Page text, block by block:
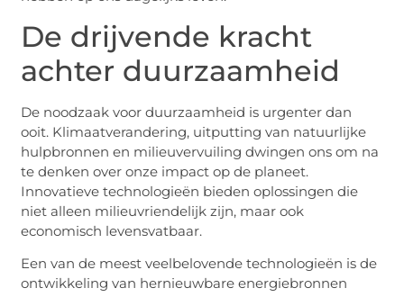
De drijvende kracht
achter duurzaamheid
De noodzaak voor duurzaamheid is urgenter dan
ooit. Klimaatverandering, uitputting van natuurlijke
hulpbronnen en milieuvervuiling dwingen ons om na
te denken over onze impact op de planeet.
Innovatieve technologieën bieden oplossingen die
niet alleen milieuvriendelijk zijn, maar ook
economisch levensvatbaar.
Een van de meest veelbelovende technologieën is de
ontwikkeling van hernieuwbare energiebronnen